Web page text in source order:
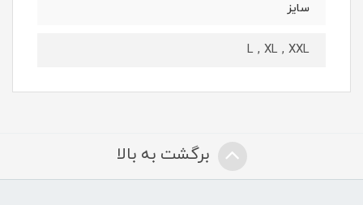
سایز
L , XL , XXL
برگشت به بالا